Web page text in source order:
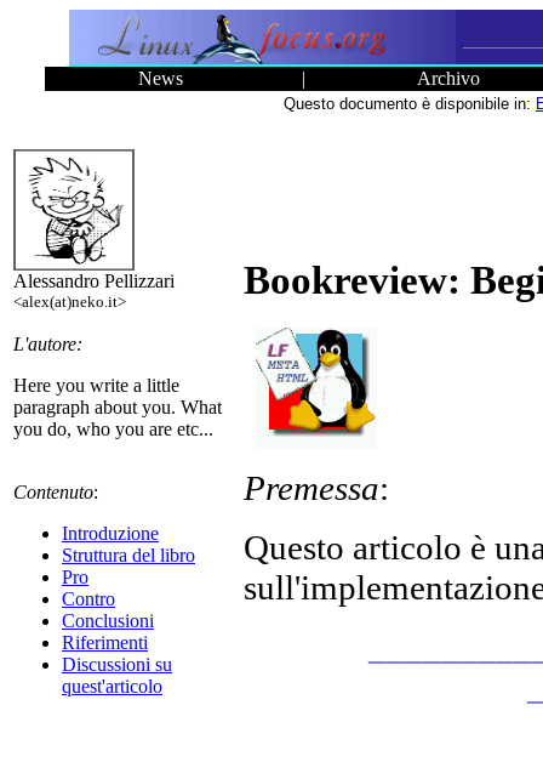
News | Archivo
Questo documento è disponibile in:
Alessandro Pellizzari
<alex(at)neko.it>
L'autore:
Here you write a little
paragraph about you. What
you do, who you are etc...
Contenuto:
Introduzione
Struttura del libro
Pro
Contro
Conclusioni
Riferimenti
Discussioni su
quest'articolo
Bookreview:
Premessa:
Questo articolo è